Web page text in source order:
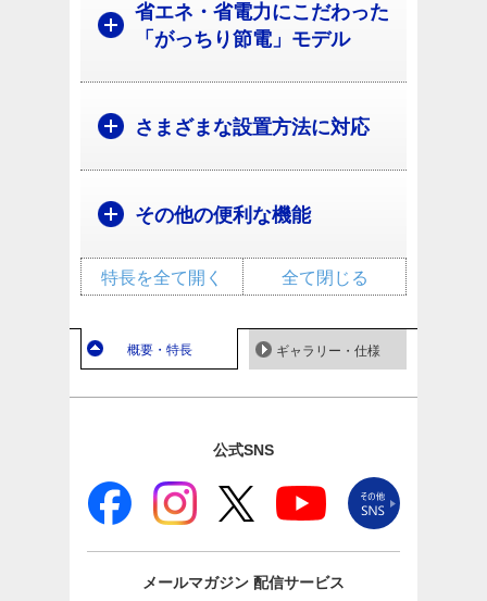
省エネ・省電力にこだわった
「がっちり節電」モデル
さまざまな設置方法に対応
その他の便利な機能
全て閉じる
特長を全て開く
概要・特長 ギャラリー・仕様
公式SNS
メールマガジン 配信サービス